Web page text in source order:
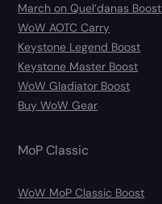
March on Quel’danas Boost
WoW AOTC Carry
Keystone Legend Boost
Keystone Master Boost
WoW Gladiator Boost
Buy WoW Gear
MoP Classic
WoW MoP Classic Boost